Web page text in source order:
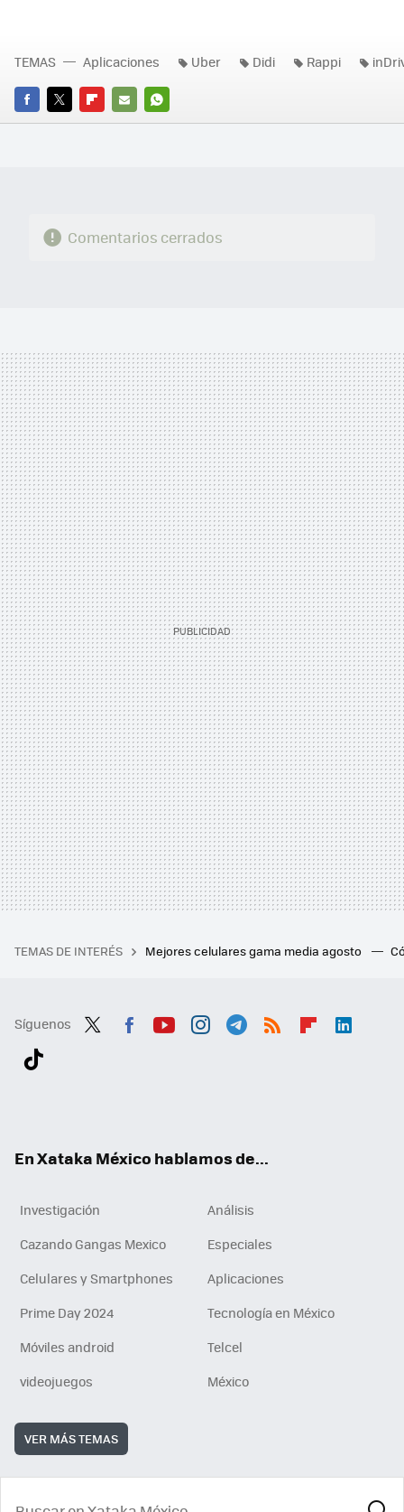
FACEBOOK
TWITTERFLIPBOARD
E-
WHATSAPP
TEMAS Aplicaciones Uber Didi Rappi
Comentarios cerrados
TEMAS DE INTERÉS Mejores celulares gama media agosto
Síguenos
En Xataka México hablamos de...
Investigación
Análisis
Cazando Gangas Mexico
Especiales
Celulares y Smartphones
Aplicaciones
Prime Day 2024
Tecnología en México
Móviles android
Telcel
videojuegos
México
VER MÁS TEMAS